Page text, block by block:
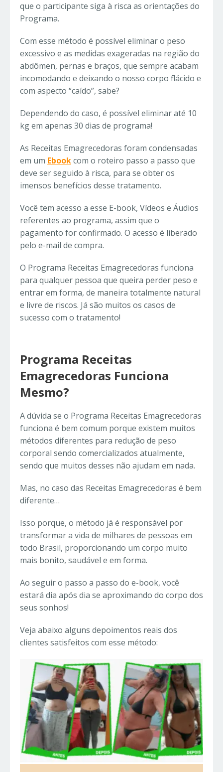
que o participante siga à risca as orientações do
Programa.
Com esse método é possível eliminar o peso
excessivo e as medidas exageradas na região do
abdômen, pernas e braços, que sempre acabam
incomodando e deixando o nosso corpo flácido e
com aspecto “caído”, sabe?
Dependendo do caso, é possível eliminar até 10
kg em apenas 30 dias de programa!
As Receitas Emagrecedoras foram condensadas
em um Ebookcom o roteiro passo a passo que
deve ser seguido à risca, para se obter os
imensos benefícios desse tratamento.
Você tem acesso a esse E-book, Vídeos e Áudios
referentes ao programa, assim que o
pagamento for confirmado. O acesso é liberado
pelo e-mail de compra.
O Programa Receitas Emagrecedoras funciona
para qualquer pessoa que queira perder peso e
entrar em forma, de maneira totalmente natural
e livre de riscos. Já são muitos os casos de
sucesso com o tratamento!
Programa Receitas
Emagrecedoras Funciona
Mesmo?
A dúvida se o Programa Receitas Emagrecedoras
funciona é bem comum porque existem muitos
métodos diferentes para redução de peso
corporal sendo comercializados atualmente,
sendo que muitos desses não ajudam em nada.
Mas, no caso das Receitas Emagrecedoras é bem
diferente…
Isso porque, o método já é responsável por
transformar a vida de milhares de pessoas em
todo Brasil, proporcionando um corpo muito
mais bonito, saudável e em forma.
Ao seguir o passo a passo do e-book, você
estará dia após dia se aproximando do corpo dos
seus sonhos!
Veja abaixo alguns depoimentos reais dos
clientes satisfeitos com esse método: